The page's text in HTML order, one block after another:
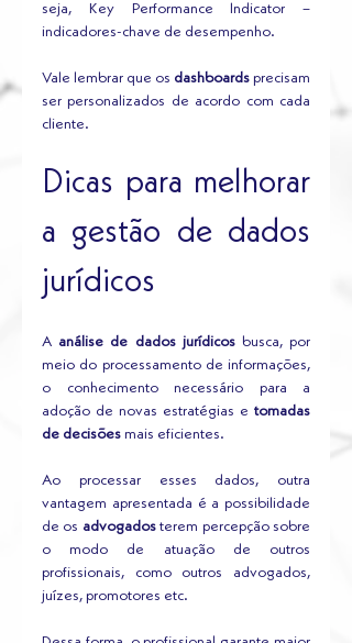
seja, Key Performance Indicator –
indicadores-chave de desempenho.
Vale lembrar que os dashboards precisam
ser personalizados de acordo com cada
cliente.
Dicas para melhorar
a gestão de dados
jurídicos
A análise de dados jurídicos busca, por
meio do processamento de informações,
o conhecimento necessário para a
adoção de novas estratégias e tomadas
de decisões mais eficientes.
Ao processar esses dados, outra
vantagem apresentada é a possibilidade
de os advogados terem percepção sobre
o modo de atuação de outros
profissionais, como outros advogados,
juízes, promotores etc.